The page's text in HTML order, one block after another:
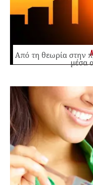
Από τη θεωρία στην
μέσα